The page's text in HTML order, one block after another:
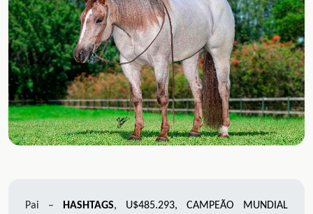
Pai – HASHTAGS, U$485.293, CAMPEÃO MUNDIAL